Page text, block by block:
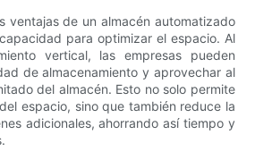
ventajas de un almacén automatizado
para optimizar el espacio. Al
vertical, las empresas pueden
de almacenamiento y aprovechar al
del almacén. Esto no solo permite
espacio, sino que también reduce la
adicionales, ahorrando así tiempo y